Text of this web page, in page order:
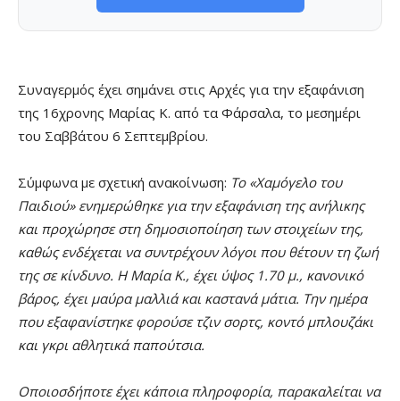
Συναγερμός έχει σημάνει στις Αρχές για την εξαφάνιση
της 16χρονης Μαρίας Κ. από τα Φάρσαλα, το μεσημέρι
του Σαββάτου 6 Σεπτεμβρίου.
Σύμφωνα με σχετική ανακοίνωση: Το «Χαμόγελο του
Παιδιού» ενημερώθηκε για την εξαφάνιση της ανήλικης
και προχώρησε στη δημοσιοποίηση των στοιχείων της,
καθώς ενδέχεται να συντρέχουν λόγοι που θέτουν τη ζωή
της σε κίνδυνο. H Mαρία Κ., έχει ύψος 1.70 μ., κανονικό
βάρος, έχει μαύρα μαλλιά και καστανά μάτια. Την ημέρα
που εξαφανίστηκε φορούσε τζιν σορτς, κοντό μπλουζάκι
και γκρι αθλητικά παπούτσια.
Οποιοσδήποτε έχει κάποια πληροφορία, παρακαλείται να